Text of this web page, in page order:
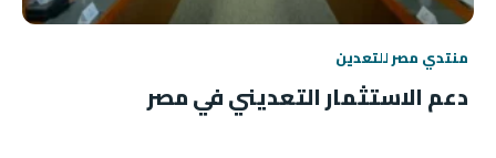
منتدي مصر للتعدين
دعم الاستثمار التعديني في مصر